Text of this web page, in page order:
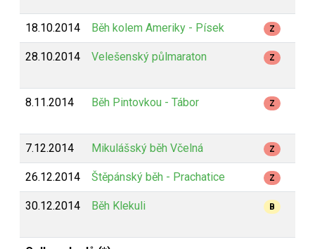
18.10.2014 Běh kolem Ameriky - Písek Z
28.10.2014 Velešenský půlmaraton Z
8.11.2014 Běh Pintovkou - Tábor Z
7.12.2014 Mikulášský běh Včelná Z
26.12.2014 Štěpánský běh - Prachatice Z
30.12.2014 Běh Klekuli B